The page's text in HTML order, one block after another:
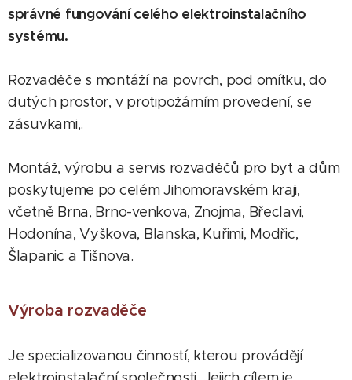
správné fungování celého elektroinstalačního
systému.
Rozvaděče s montáží na povrch, pod omítku, do
dutých prostor, v protipožárním provedení, se
zásuvkami,.
Montáž, výrobu a servis rozvaděčů pro byt a dům
poskytujeme po celém Jihomoravském kraji,
včetně Brna, Brno-venkova, Znojma, Břeclavi,
Hodonína, Vyškova, Blanska, Kuřimi, Modřic,
Šlapanic a Tišnova.
Výroba rozvaděče
Je specializovanou činností, kterou provádějí